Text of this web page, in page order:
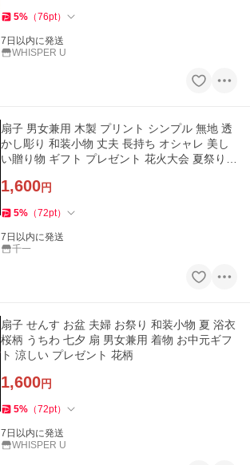
5% （76pt）
7日以内に発送
WHISPER U
扇子 男女兼用 木製 プリント シンプル 無地 透
かし彫り 和装小物 丈夫 長持ち オシャレ 美し
い贈り物 ギフト プレゼント 花火大会 夏祭り
1,600円
5% （72pt）
7日以内に発送
千一
扇子 せんす お盆 夫婦 お祭り 和装小物 夏 浴衣
桜柄 うちわ 七夕 扇 男女兼用 着物 お中元ギフ
ト 涼しい プレゼント 花柄
1,600円
5% （72pt）
7日以内に発送
WHISPER U